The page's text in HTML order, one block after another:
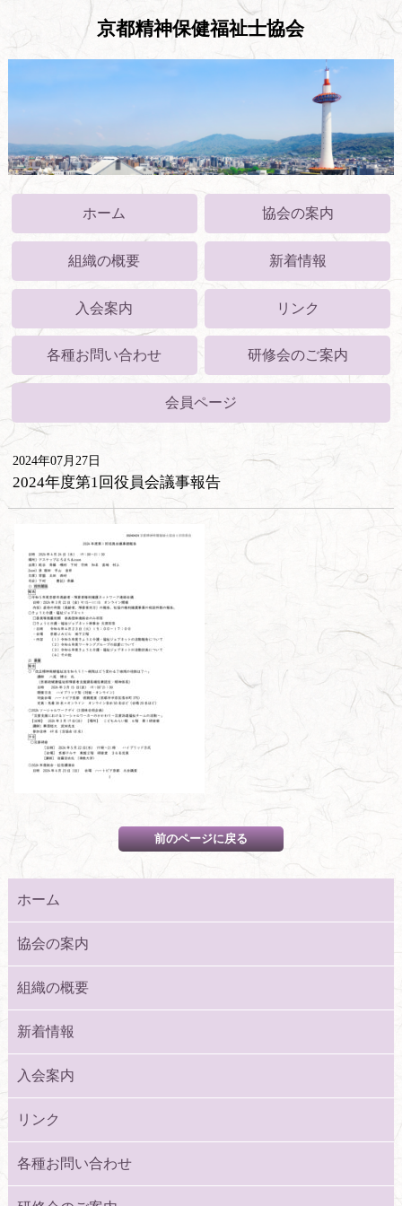
京都精神保健福祉士協会
ホーム 協会の案内
組織の概要 新着情報
入会案内 リンク
各種お問い合わせ 研修会のご案内
会員ページ
2024年07月27日
2024年度第1回役員会議事報告
ホーム
協会の案内
組織の概要
新着情報
入会案内
リンク
各種お問い合わせ